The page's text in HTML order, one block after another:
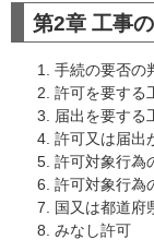
第2章 工事
手続の要否の
許可を要する
届出を要する
許可又は届出
許可対象行為
許可対象行為
国又は都道府
みなし許可